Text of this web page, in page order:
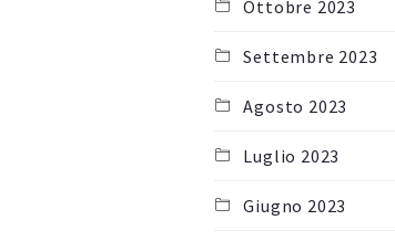
Ottobre 2023
Settembre 2023
Agosto 2023
Luglio 2023
Giugno 2023